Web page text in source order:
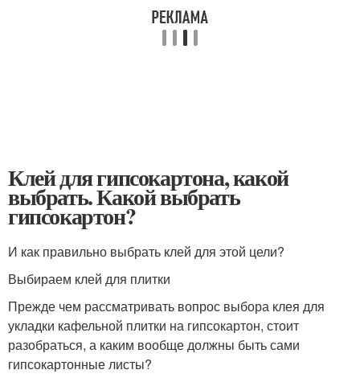
Клей для гипсокартона, какой
выбрать. Какой выбрать
гипсокартон?
И как правильно выбрать клей для этой цели?
Выбираем клей для плитки
Прежде чем рассматривать вопрос выбора клея для
укладки кафельной плитки на гипсокартон, стоит
разобраться, а каким вообще должны быть сами
гипсокартонные листы?